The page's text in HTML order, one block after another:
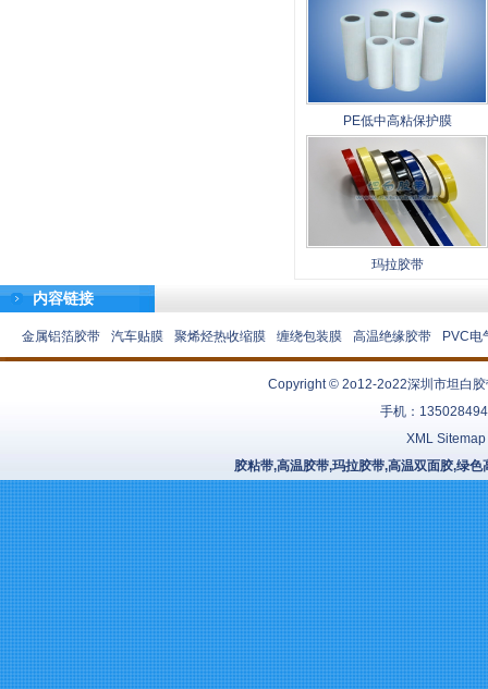
PE低中高粘保护膜
玛拉胶带
内容链接
金属铝箔胶带 汽车贴膜 聚烯烃热收缩膜 缠绕包装膜 高温绝缘胶带 PVC电
Copyright © 2o12-2o22深圳市坦白
手机：
XML Sitemap
胶粘带,高温胶带,玛拉胶带,高温双面胶,绿